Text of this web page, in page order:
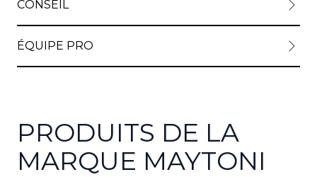
CONSEIL
ÉQUIPE PRO
PRODUITS DE LA
MARQUE MAYTONI